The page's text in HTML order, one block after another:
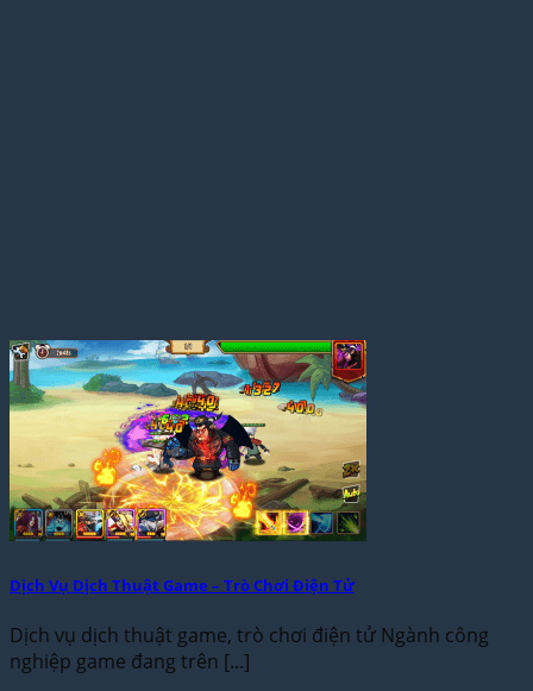
Dịch Vụ Dịch Thuật Game – Trò Chơi Điện Tử
Dịch vụ dịch thuật game, trò chơi điện tử Ngành công
nghiệp game đang trên [...]